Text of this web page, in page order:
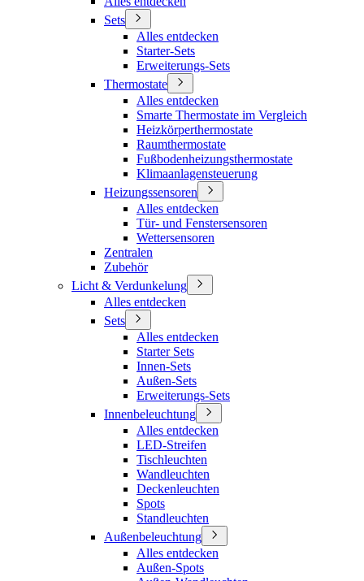
Sets
Alles entdecken
Starter-Sets
Erweiterungs-Sets
Thermostate
Alles entdecken
Smarte Thermostate im Vergleich
Heizkörperthermostate
Raumthermostate
Fußbodenheizungsthermostate
Klimaanlagensteuerung
Heizungssensoren
Alles entdecken
Tür- und Fenstersensoren
Wettersensoren
Zentralen
Zubehör
Licht & Verdunkelung
Alles entdecken
Sets
Alles entdecken
Starter Sets
Innen-Sets
Außen-Sets
Erweiterungs-Sets
Innenbeleuchtung
Alles entdecken
LED-Streifen
Tischleuchten
Wandleuchten
Deckenleuchten
Spots
Standleuchten
Außenbeleuchtung
Alles entdecken
Außen-Spots